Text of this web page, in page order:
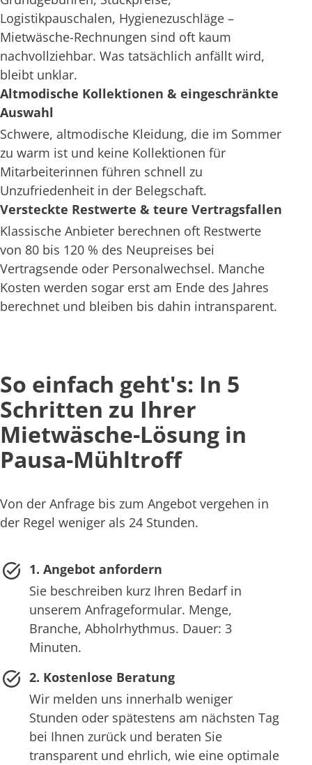
Logistikpauschalen, Hygienezuschläge –
Mietwäsche-Rechnungen sind oft kaum
nachvollziehbar. Was tatsächlich anfällt wird,
bleibt unklar.
Altmodische Kollektionen & eingeschränkte
Auswahl
Schwere, altmodische Kleidung, die im Sommer
zu warm ist und keine Kollektionen für
Mitarbeiterinnen führen schnell zu
Unzufriedenheit in der Belegschaft.
Versteckte Restwerte & teure Vertragsfallen
Klassische Anbieter berechnen oft Restwerte
von 80 bis 120 % des Neupreises bei
Vertragsende oder Personalwechsel. Manche
Kosten werden sogar erst am Ende des Jahres
berechnet und bleiben bis dahin intransparent.
So einfach geht's: In 5
Schritten zu Ihrer
Mietwäsche-Lösung in
Pausa-Mühltroff
Von der Anfrage bis zum Angebot vergehen in
der Regel weniger als 24 Stunden.
1. Angebot anfordern
Sie beschreiben kurz Ihren Bedarf in
unserem Anfrageformular. Menge,
Branche, Abholrhythmus. Dauer: 3
Minuten.
2. Kostenlose Beratung
Wir melden uns innerhalb weniger
Stunden oder spätestens am nächsten Tag
bei Ihnen zurück und beraten Sie
transparent und ehrlich, wie eine optimale